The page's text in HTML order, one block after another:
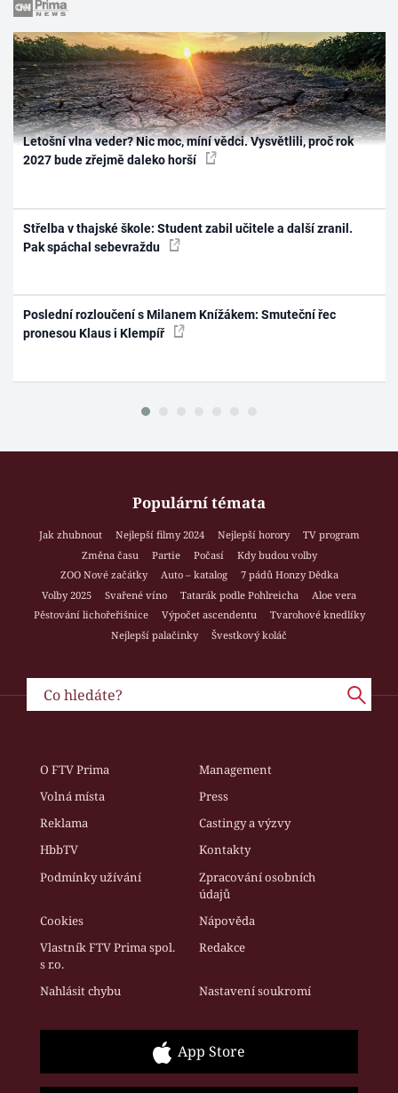
Letošní vlna veder? Nic moc, míní vědci. Vysvětlili, proč rok
2027 bude zřejmě daleko horší
Střelba v thajské škole: Student zabil učitele a další zranil.
Pak spáchal sebevraždu
Poslední rozloučení s Milanem Knížákem: Smuteční řec
pronesou Klaus i Klempíř
Populární témata
Jak zhubnout Nejlepší filmy 2024 Nejlepší horory
TV program
Změna času
Partie Počasí
Kdy budou volby
ZOO Nové začátky
Auto – katalog
7 pádů Honzy Dědka
Volby 2025
Svařené víno Tatarák podle Pohlreicha
Aloe vera
Pěstování lichořeřišnice
Výpočet ascendentu
Tvarohové knedlíky
Nejlepší palačinky
Švestkový koláč
O FTV Prima
Management
Volná místa
Press
Reklama
Castingy a výzvy
HbbTV
Kontakty
Podmínky užívání
Zpracování osobních
údajů
Cookies
Nápověda
Vlastník FTV Prima spol.
s r.o.
Redakce
Nahlásit chybu Nastavení soukromí
App Store